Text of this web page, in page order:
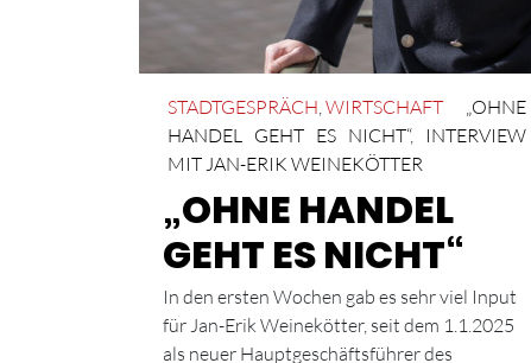
STADTGESPRÄCH WIRTSCHAFT
„OHNE
HANDEL GEHT ES NICHT“, INTERVIEW
MIT JAN-ERIK WEINEKÖTTER
„OHNE HANDEL
GEHT ES NICHT“
In den ersten Wochen gab es sehr viel Input
für Jan-Erik Weinekötter, seit dem 1.1.2025
als neuer Hauptgeschäftsführer des